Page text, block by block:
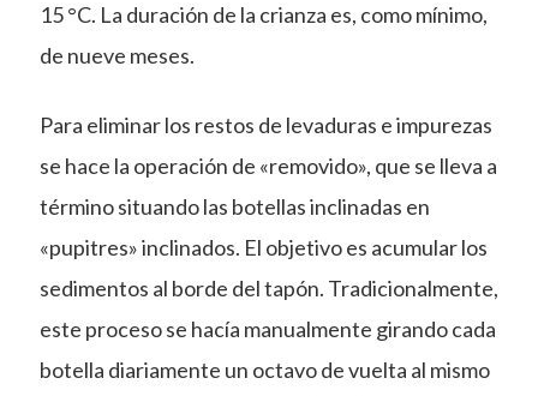
15 °C. La duración de la crianza es, como mínimo,
de nueve meses.
Para eliminar los restos de levaduras e impurezas
se hace la operación de «removido», que se lleva a
término situando las botellas inclinadas en
«pupitres» inclinados. El objetivo es acumular los
sedimentos al borde del tapón. Tradicionalmente,
este proceso se hacía manualmente girando cada
botella diariamente un octavo de vuelta al mismo